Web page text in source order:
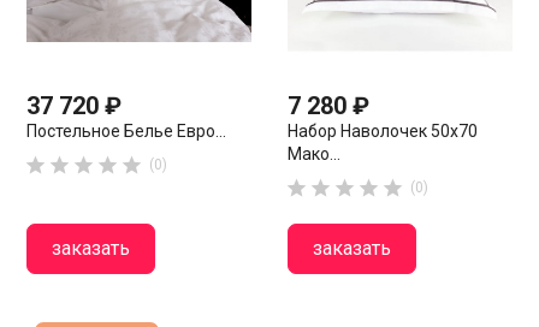
37 720 ₽
Постельное Белье Евро...
     (0)
заказать
7 280 ₽
Набор Наволочек 50х70
Мако...
     (0)
заказать